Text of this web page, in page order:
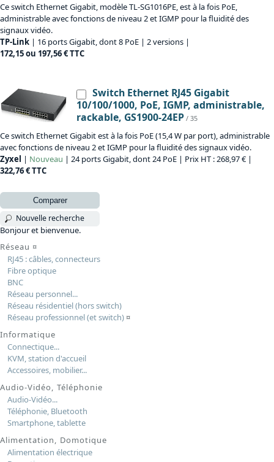
Ce switch Ethernet Gigabit, modèle TL-SG1016PE, est à la fois PoE,
administrable avec fonctions de niveau 2 et IGMP pour la fluidité des
signaux vidéo.
TP-Link | 16 ports Gigabit, dont 8 PoE | 2 versions |
172,15 ou 197,56 € TTC
Switch Ethernet RJ45 Gigabit
10/100/1000, PoE, IGMP, administrable,
rackable, GS1900-24EP / 35
Ce switch Ethernet Gigabit est à la fois PoE (15,4 W par port), administrable
avec fonctions de niveau 2 et IGMP pour la fluidité des signaux vidéo.
Zyxel | Nouveau | 24 ports Gigabit, dont 24 PoE | Prix HT : 268,97 € |
322,76 € TTC
Comparer
Nouvelle recherche
Bonjour et bienvenue.
Réseau ¤
RJ45 : câbles, connecteurs
Fibre optique
BNC
Réseau personnel...
Réseau résidentiel (hors switch)
Réseau professionnel (et switch)¤
Informatique
Connectique...
KVM, station d'accueil
Accessoires, mobilier...
Audio-Vidéo, Téléphonie
Audio-Vidéo...
Téléphonie, Bluetooth
Smartphone, tablette
Alimentation, Domotique
Alimentation électrique